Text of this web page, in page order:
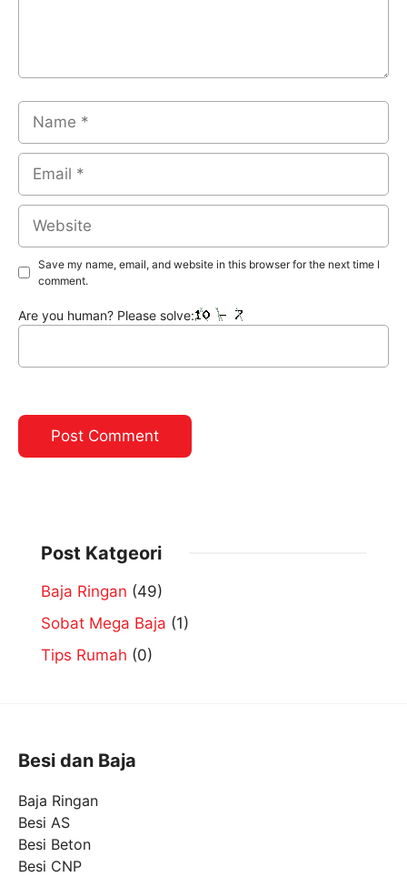
Name
Email
Website
Save my name, email, and website in this browser for the next time I
comment.
Are you human? Please solve:
Post Katgeori
Baja Ringan (49)
Sobat Mega Baja (1)
Tips Rumah (0)
Besi dan Baja
Baja Ringan
Besi AS
Besi Beton
Besi CNP